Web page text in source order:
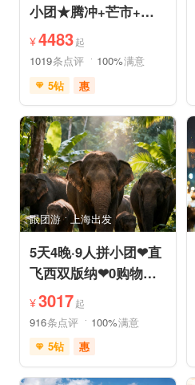
小团★腾冲+芒市+瑞
丽★直飞往返轻松旅途
¥4483起
1019条点评 100%满意
5钻
惠
充足自由时间
免费接送机
品质游
祈福之旅
赏花之旅
森林公园
自然山水
跟团游 上海出发
5天4晚·9人拼小团❤直
飞西双版纳❤0购物纯
玩·豪奢五星五钻泳池
度假
¥3017起
916条点评 100%满意
5钻
惠
免费接送机
管家服务
品质游
休闲游